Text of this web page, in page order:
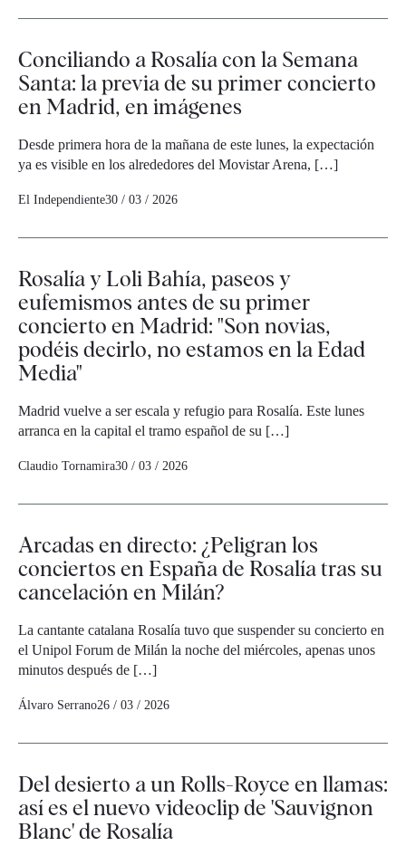
Conciliando a Rosalía con la Semana
Santa: la previa de su primer concierto
en Madrid, en imágenes
Desde primera hora de la mañana de este lunes, la expectación
ya es visible en los alrededores del Movistar Arena, […]
El Independiente30 / 03 / 2026
Rosalía y Loli Bahía, paseos y
eufemismos antes de su primer
concierto en Madrid: "Son novias,
podéis decirlo, no estamos en la Edad
Media"
Madrid vuelve a ser escala y refugio para Rosalía. Este lunes
arranca en la capital el tramo español de su […]
Claudio Tornamira30 / 03 / 2026
Arcadas en directo: ¿Peligran los
conciertos en España de Rosalía tras su
cancelación en Milán?
La cantante catalana Rosalía tuvo que suspender su concierto en
el Unipol Forum de Milán la noche del miércoles, apenas unos
minutos después de […]
Álvaro Serrano26 / 03 / 2026
Del desierto a un Rolls-Royce en llamas:
así es el nuevo videoclip de 'Sauvignon
Blanc' de Rosalía